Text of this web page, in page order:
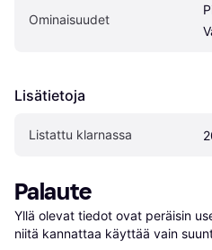
Ominaisuudet
Lisätietoja
Listattu klarnassa
Palaute
Yllä olevat tiedot ovat peräisin
niitä kannattaa käyttää vain